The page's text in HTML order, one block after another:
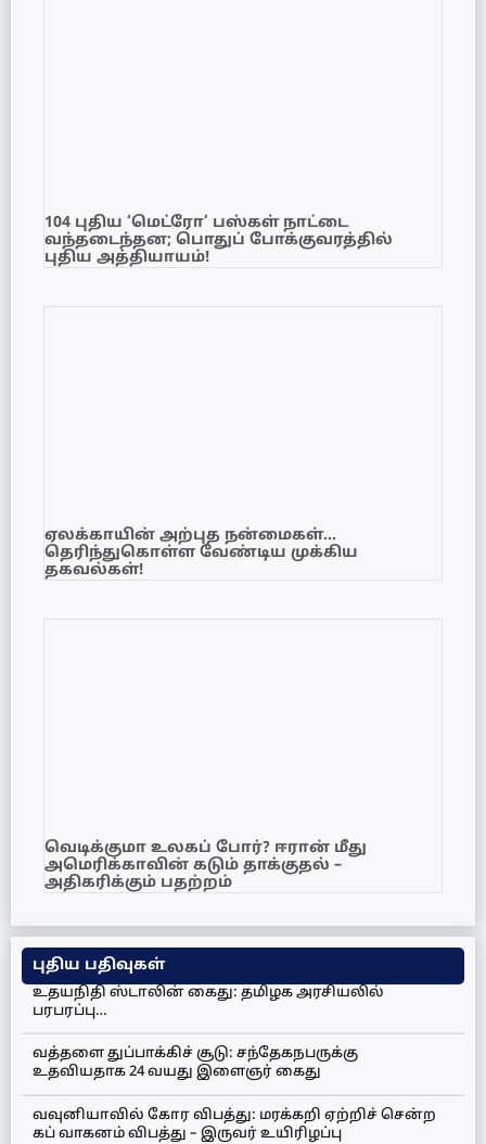
104 புதிய ‘மெட்ரோ’ பஸ்கள் நாட்டை
வந்தடைந்தன; பொதுப் போக்குவரத்தில்
புதிய அத்தியாயம்!
ஏலக்காயின் அற்புத நன்மைகள்…
தெரிந்துகொள்ள வேண்டிய முக்கிய
தகவல்கள்!
வெடிக்குமா உலகப் போர்? ஈரான் மீது
அமெரிக்காவின் கடும் தாக்குதல் –
அதிகரிக்கும் பதற்றம்
புதிய பதிவுகள்
உதயநிதி ஸ்டாலின் கைது: தமிழக அரசியலில்
பரபரப்பு…
வத்தளை துப்பாக்கிச் சூடு: சந்தேகநபருக்கு
உதவியதாக 24 வயது இளைஞர் கைது
வவுனியாவில் கோர விபத்து: மரக்கறி ஏற்றிச் சென்ற
கப் வாகனம் விபத்து – இருவர் உயிரிழப்பு